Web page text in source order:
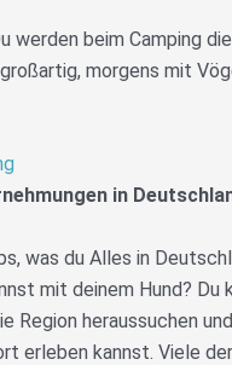
werden beim Camping
morgens mit
in
was du Alles in
mit deinem Hund? Du
Region heraussuchen
erleben kannst. Viele